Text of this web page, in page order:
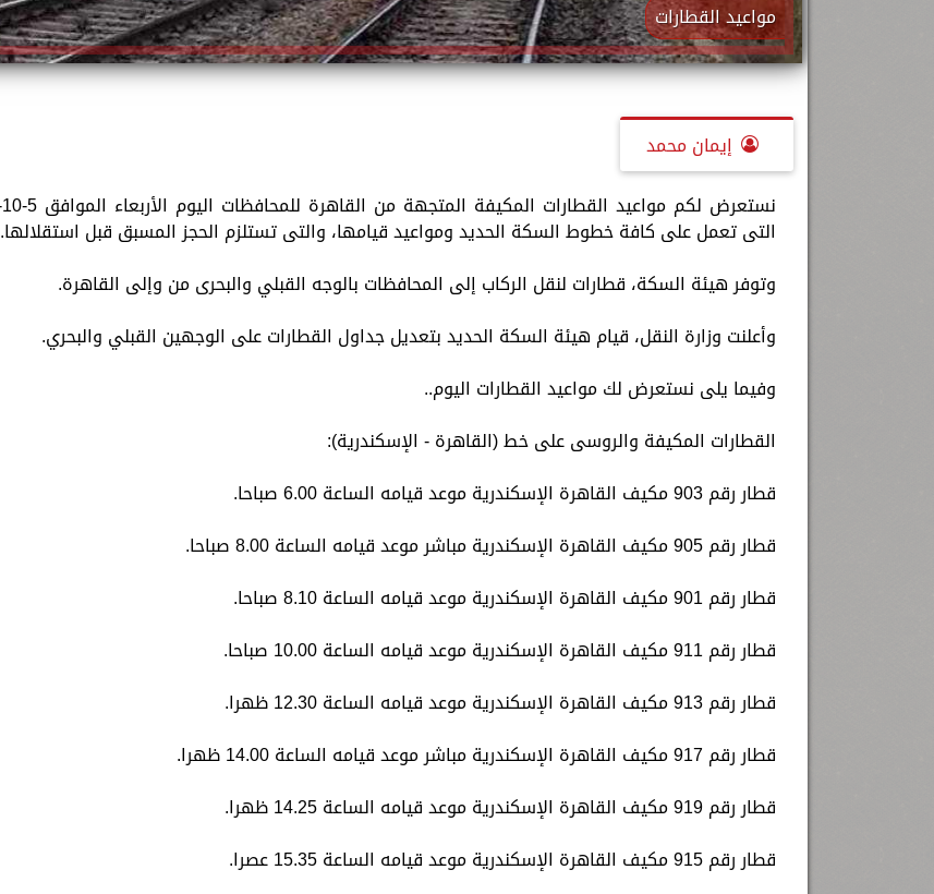
مواعيد القطارات
إيمان محمد
التى تعمل على كافة خطوط السكة الحديد ومواعيد قيامها، والتى تستلزم الحجز المسبق قبل استقلالها.
وتوفر هيئة السكة، قطارات لنقل الركاب إلى المحافظات بالوجه القبلي والبحرى من وإلى القاهرة.
وأعلنت وزارة النقل، قيام هيئة السكة الحديد بتعديل جداول القطارات على الوجهين القبلي والبحري.
وفيما يلى نستعرض لك مواعيد القطارات اليوم..
القطارات المكيفة والروسى على خط (القاهرة - الإسكندرية):
قطار رقم 903 مكيف القاهرة الإسكندرية موعد قيامه الساعة 6.00 صباحا.
قطار رقم 905 مكيف القاهرة الإسكندرية مباشر موعد قيامه الساعة 8.00 صباحا.
قطار رقم 901 مكيف القاهرة الإسكندرية موعد قيامه الساعة 8.10 صباحا.
قطار رقم 911 مكيف القاهرة الإسكندرية موعد قيامه الساعة 10.00 صباحا.
قطار رقم 913 مكيف القاهرة الإسكندرية موعد قيامه الساعة 12.30 ظهرا.
قطار رقم 917 مكيف القاهرة الإسكندرية مباشر موعد قيامه الساعة 14.00 ظهرا.
قطار رقم 919 مكيف القاهرة الإسكندرية موعد قيامه الساعة 14.25 ظهرا.
قطار رقم 915 مكيف القاهرة الإسكندرية موعد قيامه الساعة 15.35 عصرا.